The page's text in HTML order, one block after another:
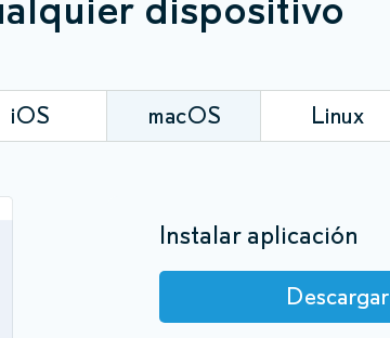
iOS macOS Linux
Instalar aplicación
Descargar